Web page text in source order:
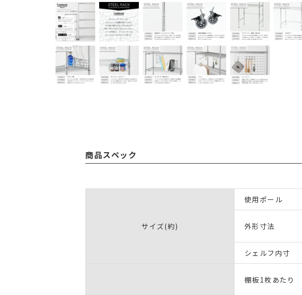
商品スペック
サイズ(約)
使用ポール
外形寸法
シェルフ内寸
棚板1枚あたり